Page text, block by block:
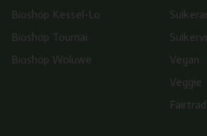
Bioshop Kessel-Lo
Bioshop Tournai
Bioshop Woluwe
Vegan
Veggie